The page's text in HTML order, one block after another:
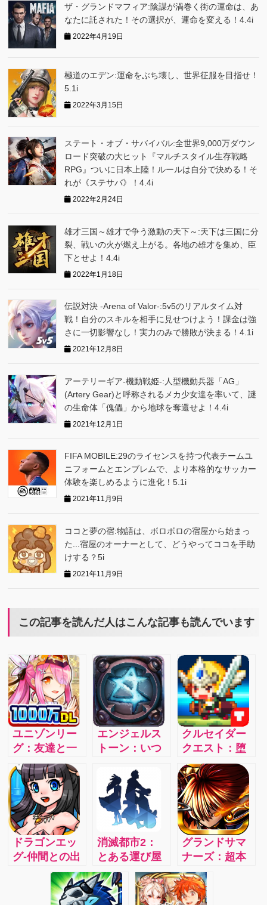
ザ・グランドマフィア:陰謀が渦巻く街の運命は、あ
なたに託された！その選択が、運命を変える！4.4i
2022年4月19日
極道のエデン:運命をぶち壊し、世界征服を目指せ！
5.1i
2022年3月15日
ステート・オブ・サバイバル:全世界9,000万ダウン
ロード突破の大ヒット『マルチスタイル生存戦略
RPG』ついに日本上陸！ルールは自分で決める！そ
れが《ステサバ》！4.4i
2022年2月24日
雄才三国～雄才で争う激動の天下～:天下は三国に分
裂、戦いの火が燃え上がる。各地の雄才を集め、臣
下とせよ！4.4i
2022年1月18日
伝説対決 -Arena of Valor-:5v5のリアルタイム対
戦！自分のスキルを相手に見せつけよう！課金は強
さに一切影響なし！実力のみで勝敗が決まる！4.1i
2021年12月8日
アーテリーギア-機動戦姫-:人型機動兵器「AG」
(Artery Gear)と呼称されるメカ少女達を率いて、謎
の生命体「傀儡」から地球を奪還せよ！4.4i
2021年12月1日
FIFA MOBILE:29のライセンスを持つ代表チームユ
ニフォームとエンブレムで、より本格的なサッカー
体験を楽しめるように進化！5.1i
2021年11月9日
ココと夢の宿:物語は、ボロボロの宿屋から始まっ
た...宿屋のオーナーとして、どうやってココを手助
けする？5i
2021年11月9日
この記事を読んだ人はこんな記事も読んでいます
ユニゾンリー
グ：友達と一
緒に必殺技！
仲間とユニゾ
ンで大精霊を
召喚！豊富な
装備品でキャ
ラメイク！2.3
エンジェルス
トーン：いつ
遊べるリアル
タイムパーテ
ィプレイ！
クルセイダー
クエスト：堕
落した女神た
ちを救い出す
主人公は君！
壮大なストー
リーでゲーム
をもっと楽し
もう！
ドラゴンエッ
グ-仲間との出
会い×本格対戦
RPG：激闘！
リアルタイム
消滅都市2：
とある運び屋
の男タクヤ
と、消滅で生
き残った少女
グランドサマ
ナーズ：超本
格王道
RPG「グラン
ドサマナー